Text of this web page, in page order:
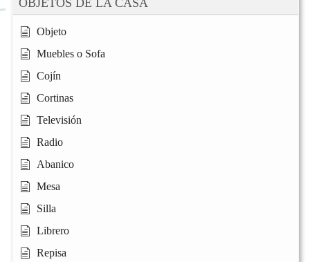
OBJETOS DE LA CASA
Objeto
Muebles o Sofa
Cojín
Cortinas
Televisión
Radio
Abanico
Mesa
Silla
Librero
Repisa